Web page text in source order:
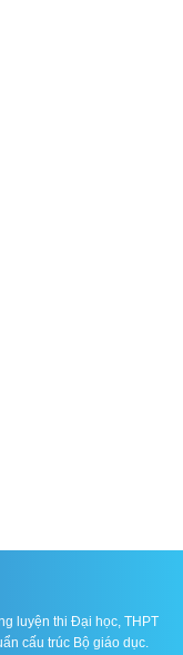
luyện thi Đại học, THPT
cấu trúc Bộ giáo dục.